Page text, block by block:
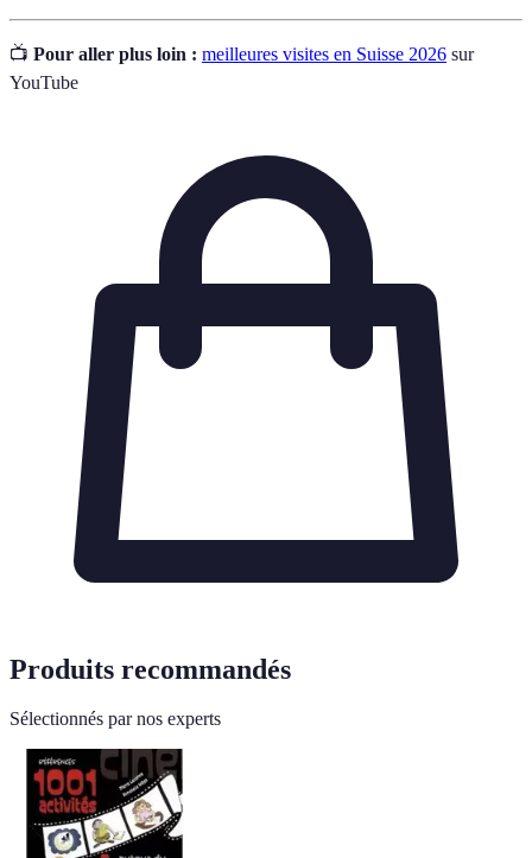
📺 Pour aller plus loin : meilleures visites en Suisse 2026 sur
YouTube
Produits recommandés
Sélectionnés par nos experts